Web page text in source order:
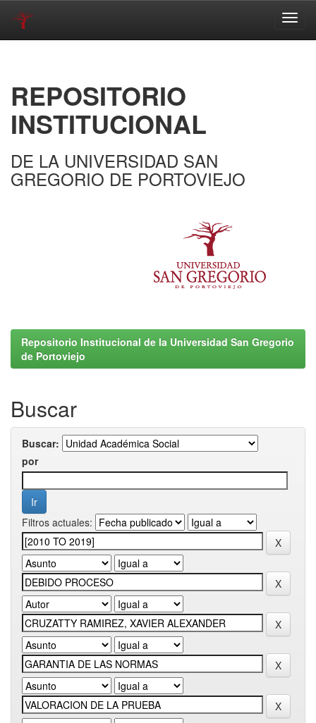
REPOSITORIO
INSTITUCIONAL
DE LA UNIVERSIDAD SAN
GREGORIO DE PORTOVIEJO
Repositorio Institucional de la Universidad San Gregorio
de Portoviejo
Buscar
Buscar:
por
Filtros actuales: